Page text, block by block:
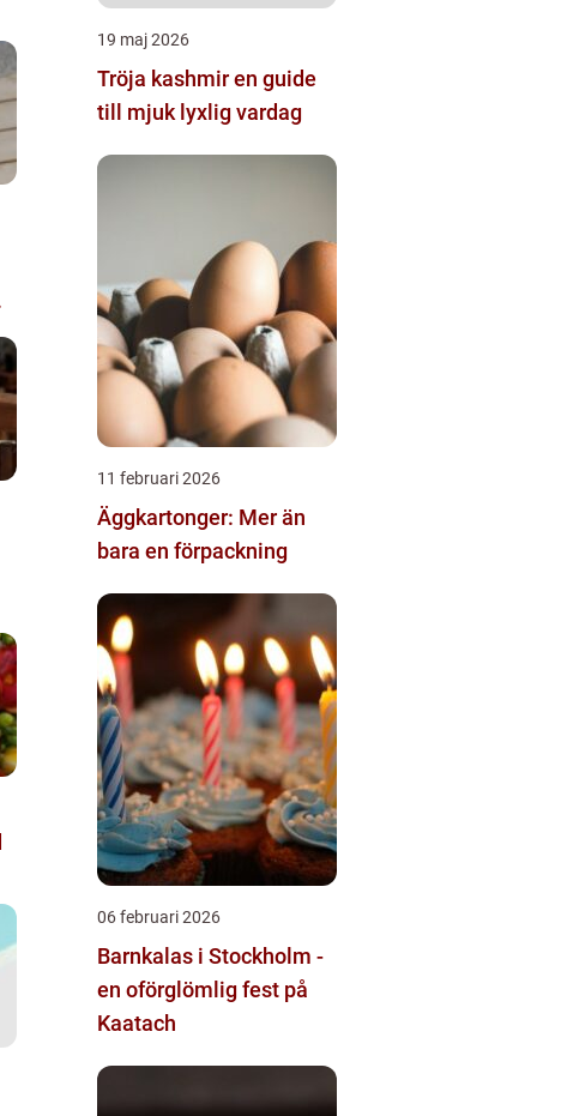
19 maj 2026
Tröja kashmir en guide
till mjuk lyxlig vardag
11 februari 2026
Äggkartonger: Mer än
bara en förpackning
06 februari 2026
Barnkalas i Stockholm -
en oförglömlig fest på
Kaatach